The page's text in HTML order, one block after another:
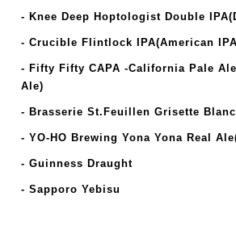
- Knee Deep Hoptologist Double
- Crucible Flintlock IPA(American
- Fifty Fifty CAPA -California Pale
Ale)
- Brasserie St.Feuillen Grisette
- YO-HO Brewing Yona Yona Real
- Guinness Draught
- Sapporo Yebisu